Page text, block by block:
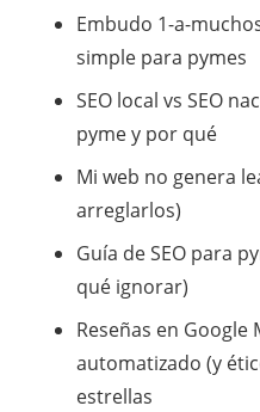
Embudo 1-a-
simple para pymes
SEO local vs SEO
pyme y por qué
Mi web no genera
arreglarlos)
Guía de SEO para
qué ignorar)
​Reseñas en Google
automatizado (y
estrellas